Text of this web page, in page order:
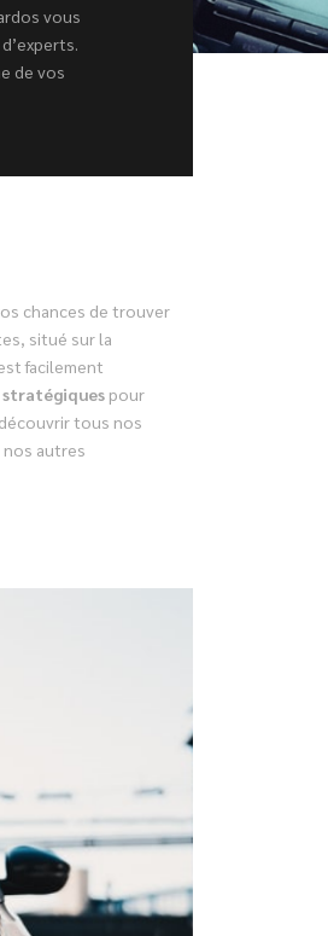
vous
de vos
chances de trouver
situé sur la
facilement
stratégiques pour
tous nos
nos autres